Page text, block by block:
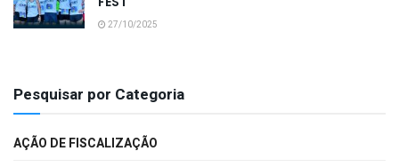
27/10/2025
Pesquisar por Categoria
AÇÃO DE FISCALIZAÇÃO